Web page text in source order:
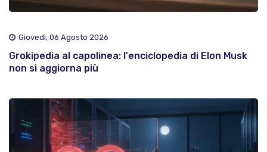
Giovedì, 06 Agosto 2026
Grokipedia al capolinea: l'enciclopedia di Elon Musk
non si aggiorna più